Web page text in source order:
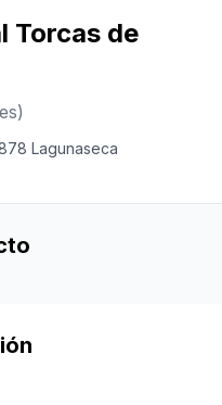
Torcas de
Lagunaseca